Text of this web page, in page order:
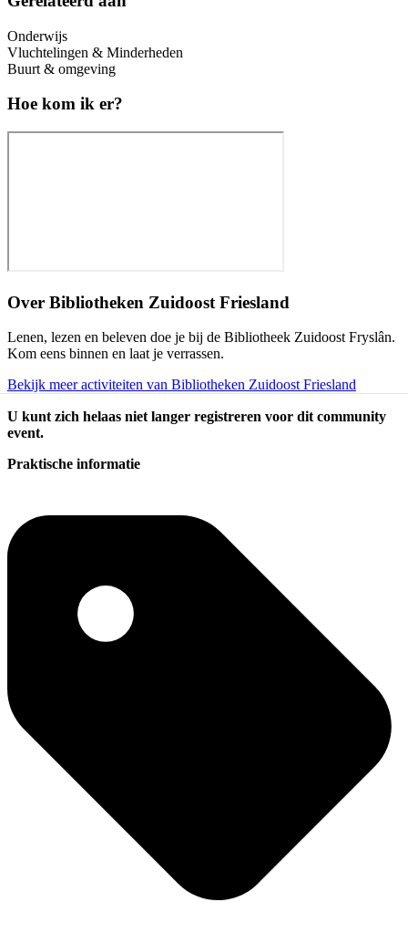
Onderwijs
Vluchtelingen & Minderheden
Buurt & omgeving
Hoe kom ik er?
Over Bibliotheken Zuidoost Friesland
Lenen, lezen en beleven doe je bij de Bibliotheek Zuidoost Fryslân.
Kom eens binnen en laat je verrassen.
Bekijk meer activiteiten van Bibliotheken Zuidoost Friesland
U kunt zich helaas niet langer registreren voor dit community
event.
Praktische informatie